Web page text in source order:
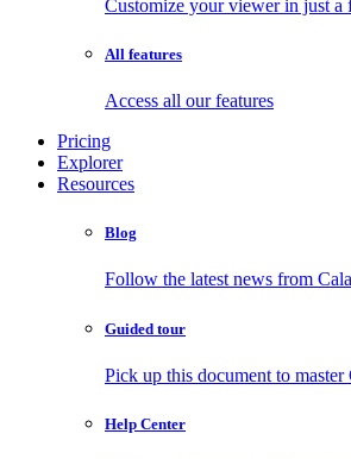
Customize your viewer in just a
All features
Access all our features
Pricing
Explorer
Resources
Blog
Follow the latest news from
Guided tour
Pick up this document to master
Help Center